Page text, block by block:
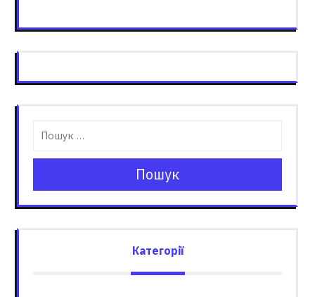
Пошук
Категорії